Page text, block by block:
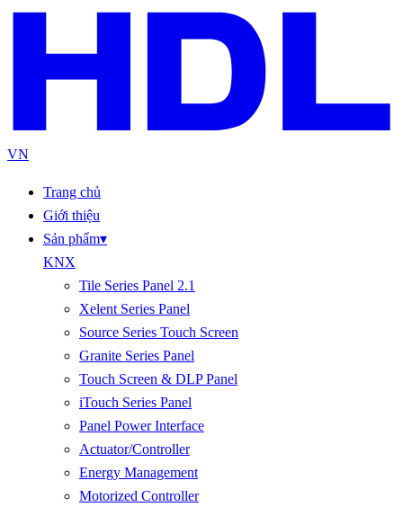
VN
Trang chủ
Giới thiệu
Sản phẩm▾
KNX
Tile Series Panel 2.1
Xelent Series Panel
Source Series Touch Screen
Granite Series Panel
Touch Screen & DLP Panel
iTouch Series Panel
Panel Power Interface
Actuator/Controller
Energy Management
Motorized Controller